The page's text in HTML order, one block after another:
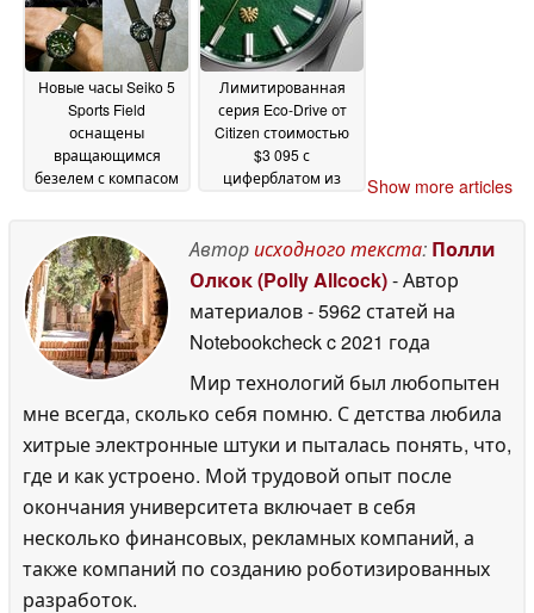
Новые часы Seiko 5
Sports Field
оснащены
вращающимся
безелем с компасом
Лимитированная
серия Eco-Drive от
Citizen стоимостью
$3 095 с
циферблатом из
выставлена на
продажу
Show more articles
Авторисходного текста: Полли
Олкок (Polly Allcock)- Автор
материалов- 5962 статей на
Notebookcheckc 2021 года
Мир технологий был любопытен
мне всегда, сколько себя помню. С детства любила
хитрые электронные штуки и пыталась понять, что,
где и как устроено. Мой трудовой опыт после
окончания университета включает в себя
несколько финансовых, рекламных компаний, а
также компаний по созданию роботизированных
разработок.